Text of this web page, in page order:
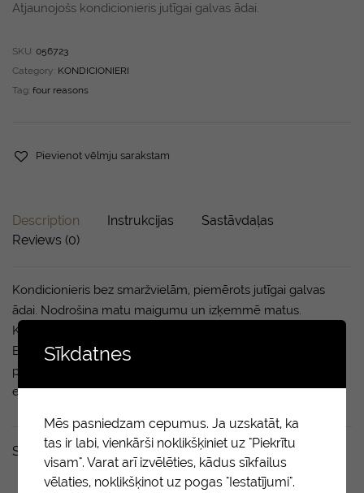
Atjaunojošs kondicionieris jutīgai galvas ādai.
SKU: 056723
Category: KONDICIONIERI
Tag: four reasons
Pievienot vēlmju sarakstam
Description Instrukcijas
Sastāvdaļas
Reviews (0)
Kondicionieris bez smaržvielām, piemērots jutīgai galvas
ādai. Nodrošina matu maigumu un izķemmē matus.
Kondicionēšanas formula samazina statisko elektrību.
Efektīvi stiprina matus un samazina lūšanu. Produktam
piešķirta Somijas alerģijas, ādas un astmas federācijas
emblēma.
Saistītie produkti
Sīkdatnes
Mēs pasniedzam cepumus. Ja uzskatāt, ka
tas ir labi, vienkārši noklikšķiniet uz "Piekrītu
visam". Varat arī izvēlēties, kādus sīkfailus
vēlaties, noklikšķinot uz pogas "Iestatījumi".